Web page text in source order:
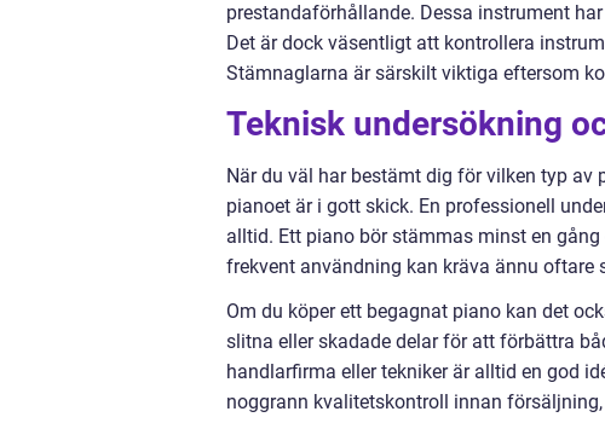
prestandaförhållande. Dessa instrument
Det är dock väsentligt att kontrollera
Stämnaglarna är särskilt viktiga eftersom
Teknisk undersökning
När du väl har bestämt dig för vilken typ av
pianoet är i gott skick. En professionell
alltid. Ett piano bör stämmas minst en
frekvent användning kan kräva ännu oftare
Om du köper ett begagnat piano kan det
slitna eller skadade delar för att förbättra
handlarfirma eller tekniker är alltid en god
noggrann kvalitetskontroll innan